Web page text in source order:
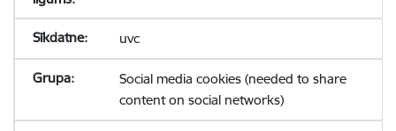
uvc
Social media cookies (needed to share
content on social networks)